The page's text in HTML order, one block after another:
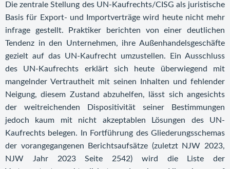
Die zentrale Stellung des UN-Kaufrechts/CISG als juristische
Basis für Export- und Importverträge wird heute nicht mehr
infrage gestellt. Praktiker berichten von einer deutlichen
Tendenz in den Unternehmen, ihre Außenhandelsgeschäfte
gezielt auf das UN-Kaufrecht umzustellen. Ein Ausschluss
des UN-Kaufrechts erklärt sich heute überwiegend mit
mangelnder Vertrautheit mit seinen Inhalten und fehlender
Neigung, diesem Zustand abzuhelfen, lässt sich angesichts
der weitreichenden Dispositivität seiner Bestimmungen
jedoch kaum mit nicht akzeptablen Lösungen des UN-
Kaufrechts belegen. In Fortführung des Gliederungsschemas
der vorangegangenen Berichtsaufsätze (zuletzt NJW 2023,
NJW Jahr 2023 Seite 2542) wird die Liste der